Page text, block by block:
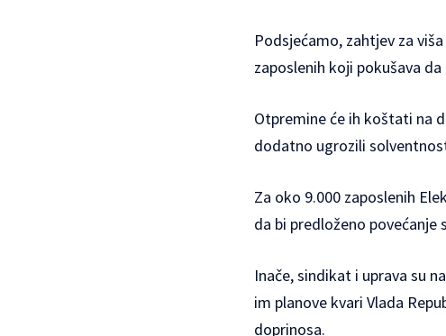
Podsjećamo, zahtjev za
zaposlenih koji pokušava
Otpremine će ih koštati na
dodatno ugrozili
Za oko 9.000 zaposlenih
da bi predloženo
Inače, sindikat i uprava su
im planove kvari Vlada
doprinosa.